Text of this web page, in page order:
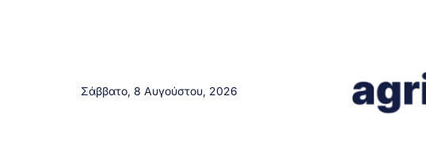
Σάββατο, 8 Αυγούστου, 2026